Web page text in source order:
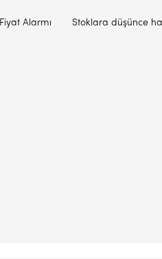
Fiyat Alarmı Stoklara düşünce